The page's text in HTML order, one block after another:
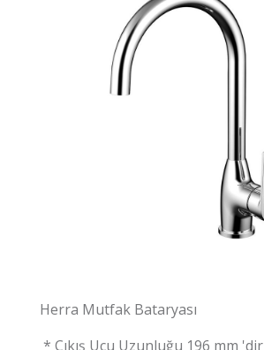
Herra Mutfak Bataryası
* Çıkış Ucu Uzunluğu 196 mm 'dir